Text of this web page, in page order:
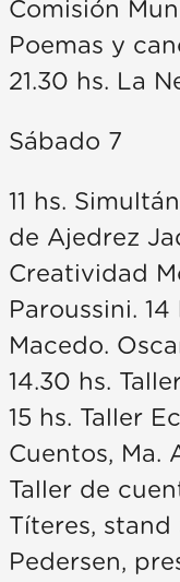
Comisión
Poemas y
21.30 hs. La
Sábado 7
11 hs.
de Ajedrez
Creatividad
Paroussini.
Macedo.
14.30 hs.
15 hs. Taller
Cuentos, Ma.
Taller de
Títeres, stand
Pedersen,